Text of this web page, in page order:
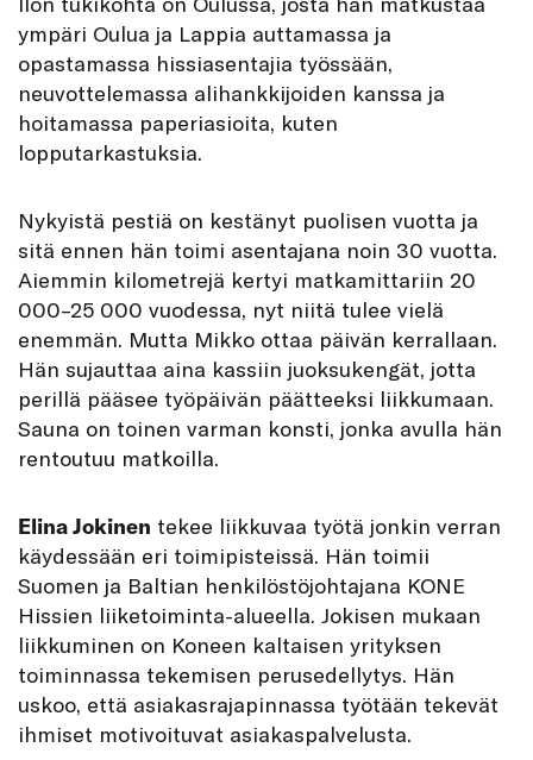
ympäri Oulua ja Lappia auttamassa ja
opastamassa hissiasentajia työssään,
neuvottelemassa alihankkijoiden kanssa ja
hoitamassa paperiasioita, kuten
lopputarkastuksia.
Nykyistä pestiä on kestänyt puolisen vuotta ja
sitä ennen hän toimi asentajana noin 30 vuotta.
Aiemmin kilometrejä kertyi matkamittariin 20
000–25 000 vuodessa, nyt niitä tulee vielä
enemmän. Mutta Mikko ottaa päivän kerrallaan.
Hän sujauttaa aina kassiin juoksukengät, jotta
perillä pääsee työpäivän päätteeksi liikkumaan.
Sauna on toinen varman konsti, jonka avulla hän
rentoutuu matkoilla.
Elina Jokinen tekee liikkuvaa työtä jonkin verran
käydessään eri toimipisteissä. Hän toimii
Suomen ja Baltian henkilöstöjohtajana KONE
Hissien liiketoiminta-alueella. Jokisen mukaan
liikkuminen on Koneen kaltaisen yrityksen
toiminnassa tekemisen perusedellytys. Hän
uskoo, että asiakasrajapinnassa työtään tekevät
ihmiset motivoituvat asiakaspalvelusta.